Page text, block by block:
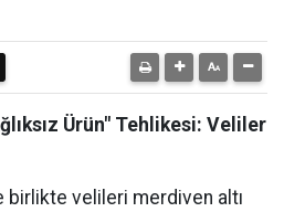
Ürün" Tehlikesi: Veliler
birlikte velileri merdiven altı